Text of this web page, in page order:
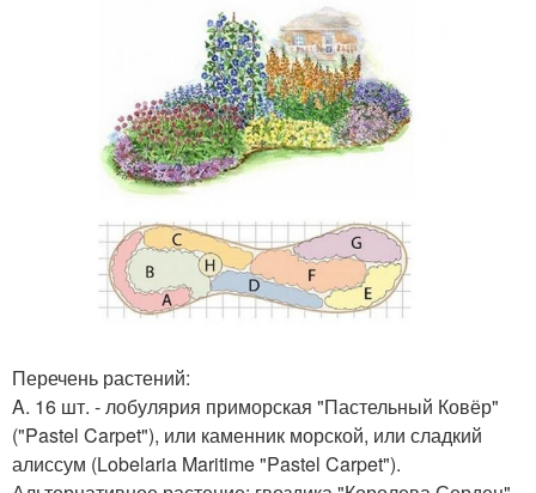
Перечень растений:
A. 16 шт. - лобулярия приморская "Пастельный Ковёр"
("Pastel Carpet"), или каменник морской, или сладкий
алиссум (Lobelaria Maritime "Pastel Carpet").